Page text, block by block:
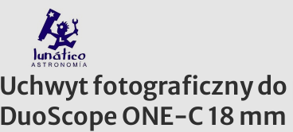
Uchwyt fotograficzny
DuoScope ONE-C 18 mm